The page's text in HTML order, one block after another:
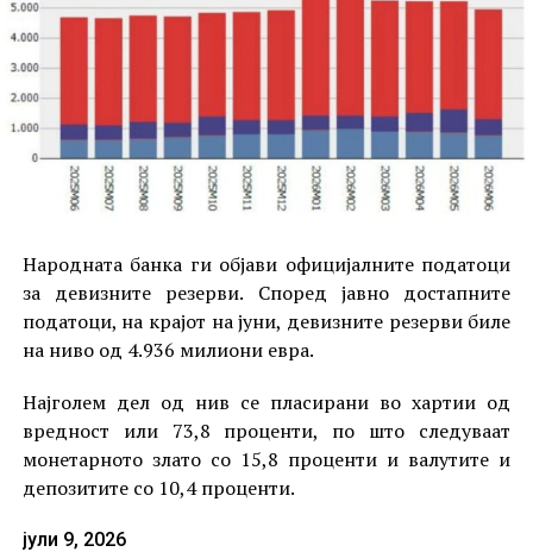
Народната банка ги објави официјалните податоци
за девизните резерви. Според јавно достапните
податоци, на крајот на јуни, девизните резерви биле
на ниво од 4.936 милиони евра.
Најголем дел од нив се пласирани во хартии од
вредност или 73,8 проценти, по што следуваат
монетарното злато со 15,8 проценти и валутите и
депозитите со 10,4 проценти.
јули 9, 2026